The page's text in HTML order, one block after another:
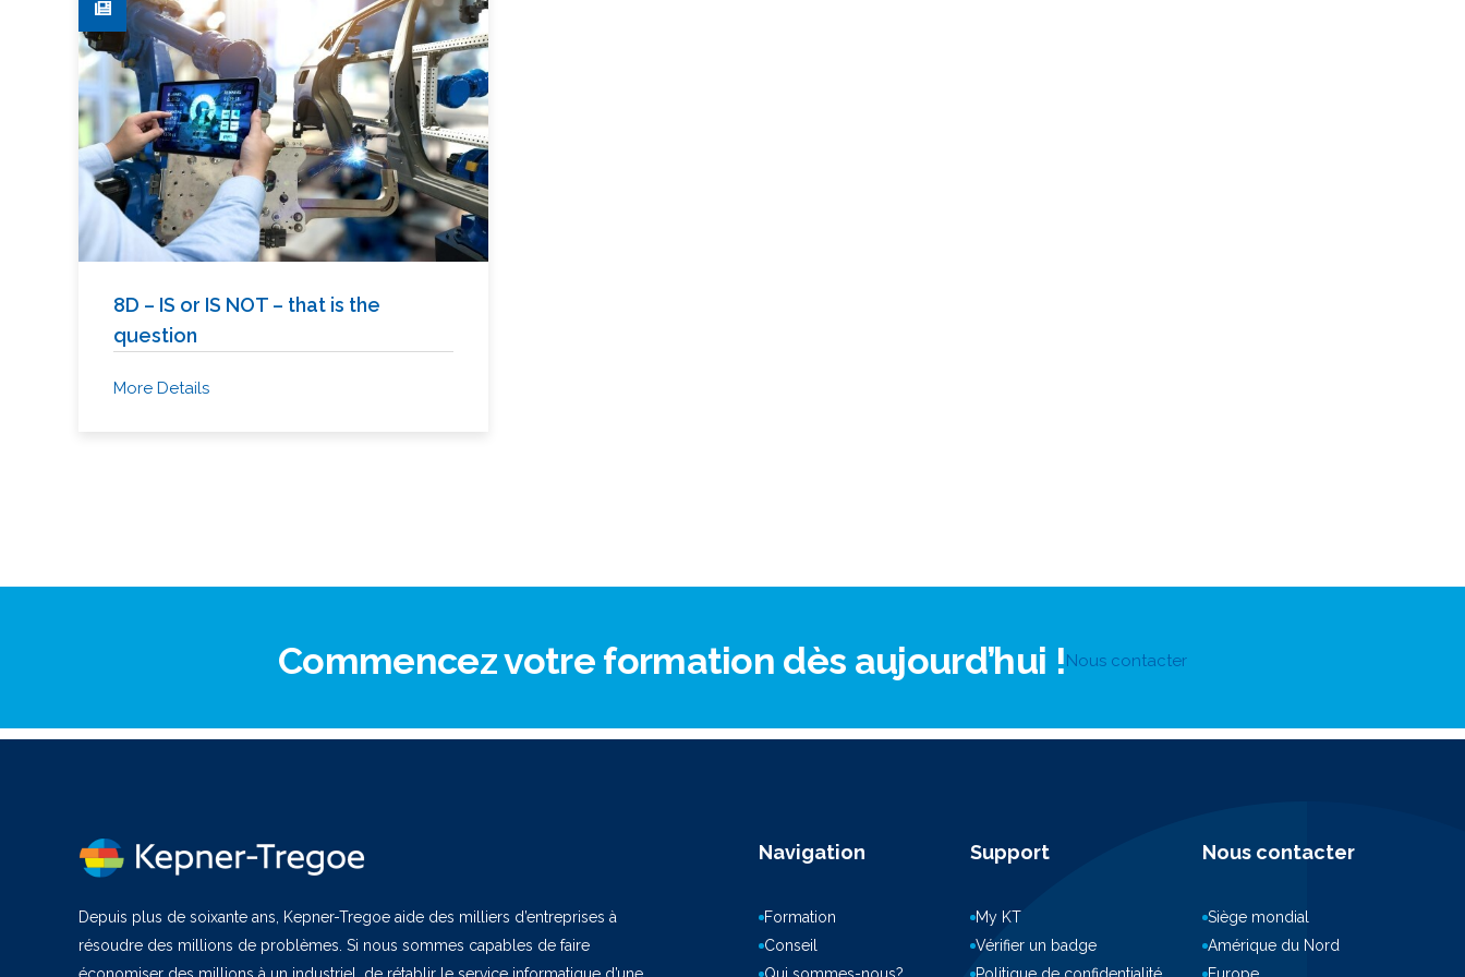
8D – IS or IS NOT – that is the
question
More Details
Commencez votre formation dès aujourd’hui !Nous contacter
Depuis plus de soixante ans, Kepner-Tregoe aide des milliers d’entreprises à
résoudre des millions de problèmes. Si nous sommes capables de faire
Navigation
Formation
Conseil
Support
My KT
Vérifier un badge
Nous contacter
Siège mondial
Amérique du Nord